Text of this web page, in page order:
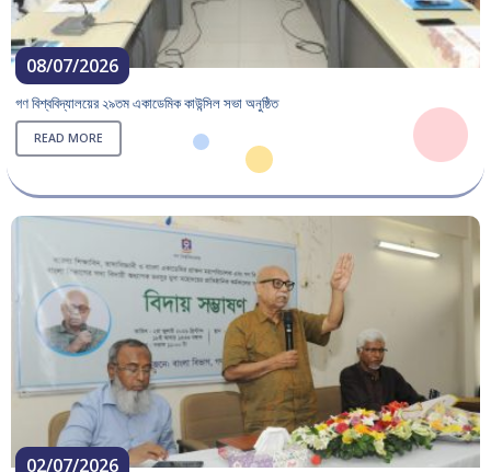
08/07/2026
গণ বিশ্ববিদ্যালয়ের ২৯তম একাডেমিক কাউন্সিল সভা অনুষ্ঠিত
READ MORE
02/07/2026